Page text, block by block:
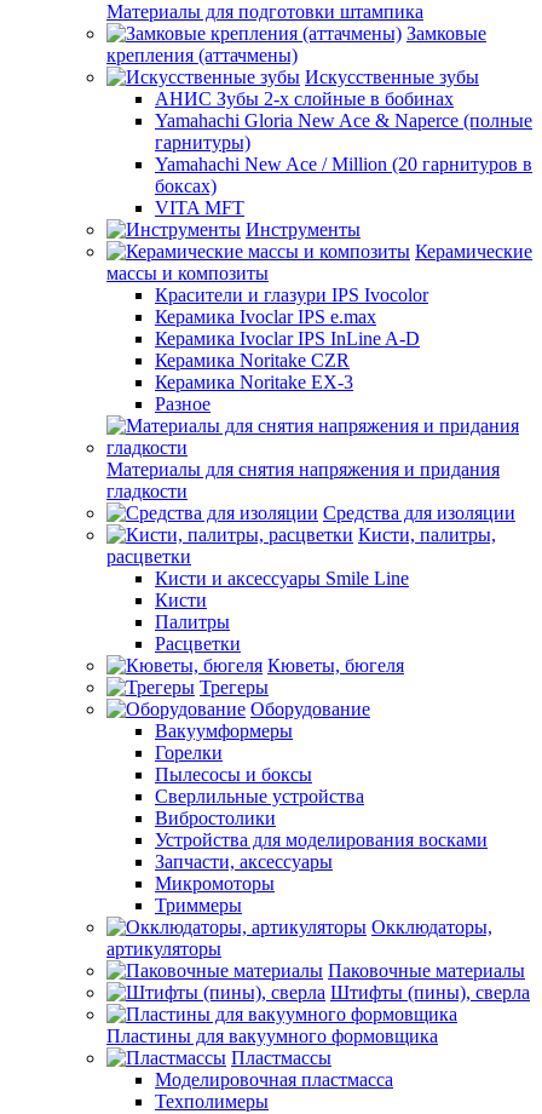
Материалы для подготовки штампика
Замковые
крепления (аттачмены)
Искусственные зубы
АНИС Зубы 2-х слойные в бобинах
Yamahachi Gloria New Ace & Naperce (полные
гарнитуры)
Yamahachi New Ace / Million (20 гарнитуров в
боксах)
VITA MFT
Инструменты
Керамические
массы и композиты
Красители и глазури IPS Ivocolor
Керамика Ivoclar IPS e.max
Керамика Ivoclar IPS InLine A-D
Керамика Noritake CZR
Керамика Noritake EX-3
Разное
Материалы для снятия напряжения и придания
гладкости
Средства для изоляции
Кисти, палитры,
расцветки
Кисти и аксессуары Smile Line
Кисти
Палитры
Расцветки
Кюветы, бюгеля
Трегеры
Оборудование
Вакуумформеры
Горелки
Пылесосы и боксы
Сверлильные устройства
Вибростолики
Устройства для моделирования восками
Запчасти, аксессуары
Микромоторы
Триммеры
Окклюдаторы,
артикуляторы
Паковочные материалы
Штифты (пины), сверла
Пластины для вакуумного формовщика
Пластмассы
Моделировочная пластмасса
Техполимеры